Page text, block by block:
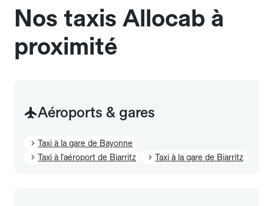
Nos taxis Allocab à
proximité
Aéroports & gares
Taxi à la gare de Bayonne
Taxi à l'aéroport de Biarritz
Taxi à la gare de Biarritz